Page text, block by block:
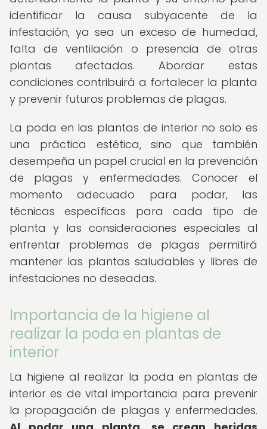
identificar la causa subyacente de la
infestación, ya sea un exceso de humedad,
falta de ventilación o presencia de otras
plantas afectadas. Abordar estas
condiciones contribuirá a fortalecer la planta
y prevenir futuros problemas de plagas.
La poda en las plantas de interior no solo es
una práctica estética, sino que también
desempeña un papel crucial en la prevención
de plagas y enfermedades. Conocer el
momento adecuado para podar, las
técnicas específicas para cada tipo de
planta y las consideraciones especiales al
enfrentar problemas de plagas permitirá
mantener las plantas saludables y libres de
infestaciones no deseadas.
Importancia de la higiene al
realizar la poda en plantas de
interior
La higiene al realizar la poda en plantas de
interior es de vital importancia para prevenir
la propagación de plagas y enfermedades.